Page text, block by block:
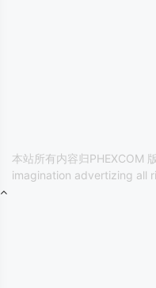
本站所有内容归PHEXCOM
imagination advertizing all